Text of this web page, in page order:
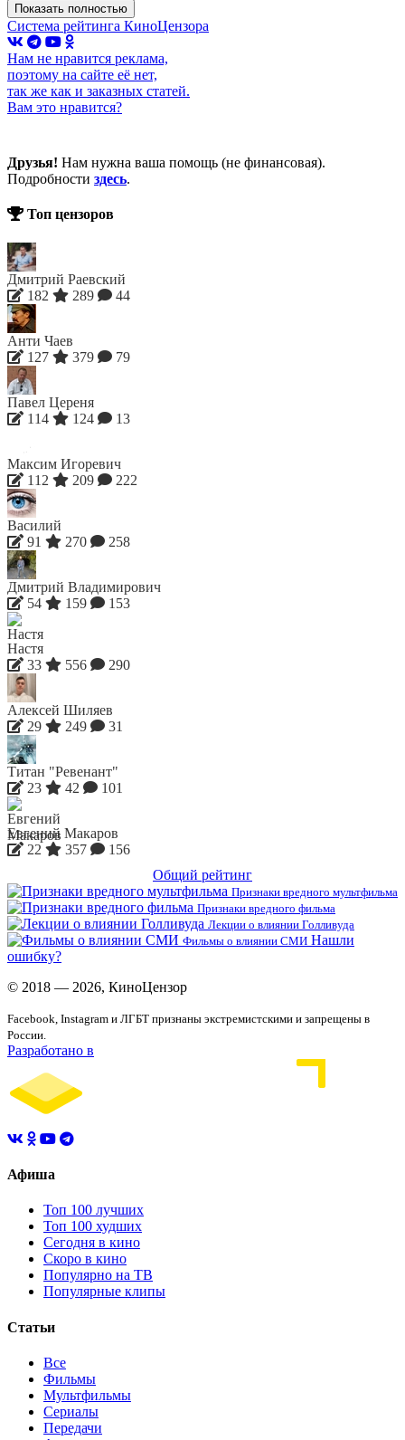
Показать полностью
Система рейтинга КиноЦензора
Нам не нравится реклама,
поэтому на сайте её нет,
так же как и заказных статей.
Вам это нравится?
Друзья! Нам нужна ваша помощь (не финансовая).
Подробности здесь.
Топ цензоров
Дмитрий Раевский
182
289 44
Анти Чаев
127
379 79
Павел Цереня
114
124 13
Максим Игоревич
112
209 222
Василий
91
270 258
Дмитрий Владимирович
54
159 153
Настя
33
556 290
Алексей Шиляев
29
249 31
Титан "Ревенант"
23
42 101
Евгений Макаров
22
357
156
Общий рейтинг
Признаки вредного мультфильма
Признаки вредного фильма
Лекции о влиянии Голливуда
Фильмы о влиянии СМИ Нашли
ошибку?
© 2018 — 2026, КиноЦензор
Facebook, Instagram и ЛГБТ признаны экстремистскими и запрещены в
России.
Разработано в
Афиша
Топ 100 лучших
Топ 100 худших
Сегодня в кино
Скоро в кино
Популярно на ТВ
Популярные клипы
Статьи
Все
Фильмы
Мультфильмы
Сериалы
Передачи